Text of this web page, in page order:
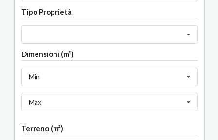
Tipo Proprietà
Dimensioni (m²)
Min
Max
Terreno (m²)